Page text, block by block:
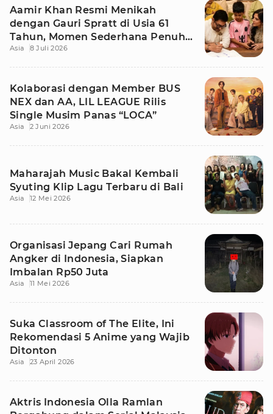
Aamir Khan Resmi Menikah
dengan Gauri Spratt di Usia 61
Tahun, Momen Sederhana Penuh
Kehangatan
Asia 8 Juli 2026
Kolaborasi dengan Member BUS
NEX dan AA, LIL LEAGUE Rilis
Single Musim Panas “LOCA”
Asia 2 Juni 2026
Maharajah Music Bakal Kembali
Syuting Klip Lagu Terbaru di Bali
Asia 12 Mei 2026
Organisasi Jepang Cari Rumah
Angker di Indonesia, Siapkan
Imbalan Rp50 Juta
Asia 11 Mei 2026
Suka Classroom of The Elite, Ini
Rekomendasi 5 Anime yang Wajib
Ditonton
Asia 23 April 2026
Aktris Indonesia Olla Ramlan